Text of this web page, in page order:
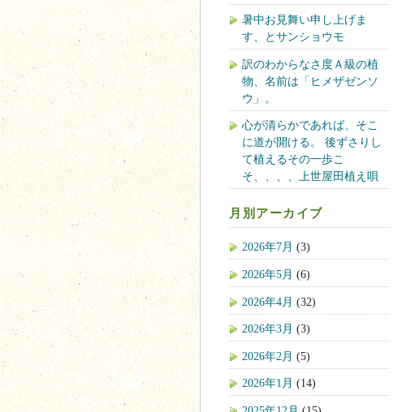
暑中お見舞い申し上げま
す、とサンショウモ
訳のわからなさ度Ａ級の植
物、名前は「ヒメザゼンソ
ウ」。
心が清らかであれば、そこ
に道が開ける。 後ずさりし
て植えるその一歩こ
そ、、、、上世屋田植え唄
月別アーカイブ
2026年7月 (3)
2026年5月 (6)
2026年4月 (32)
2026年3月 (3)
2026年2月 (5)
2026年1月 (14)